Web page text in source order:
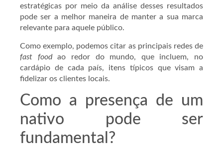
estratégicas por meio da análise desses resultados
pode ser a melhor maneira de manter a sua marca
relevante para aquele público.
Como exemplo, podemos citar as principais redes de
fast foodao redor do mundo, que incluem, no
cardápio de cada país, itens típicos que visam a
fidelizar os clientes locais.
Como a presença de um
nativo pode ser
fundamental?